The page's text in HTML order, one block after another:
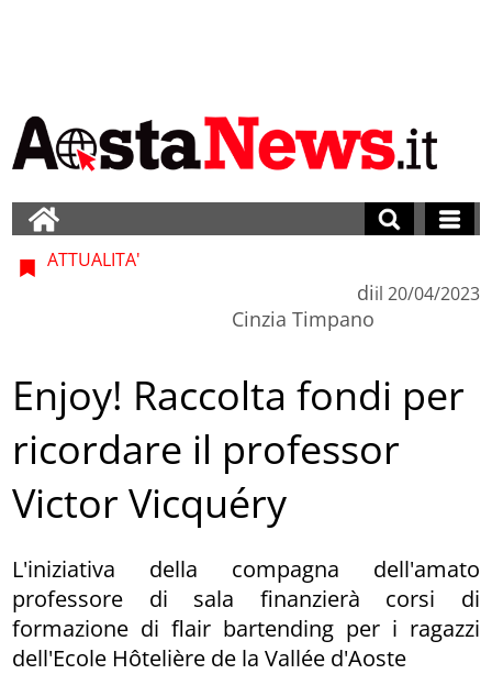
ATTUALITA'
di
Cinzia Timpano
il 20/04/2023
Enjoy! Raccolta fondi per
ricordare il professor
Victor Vicquéry
L'iniziativa della compagna dell'amato
professore di sala finanzierà corsi di
formazione di flair bartending per i ragazzi
dell'Ecole Hôtelière de la Vallée d'Aoste